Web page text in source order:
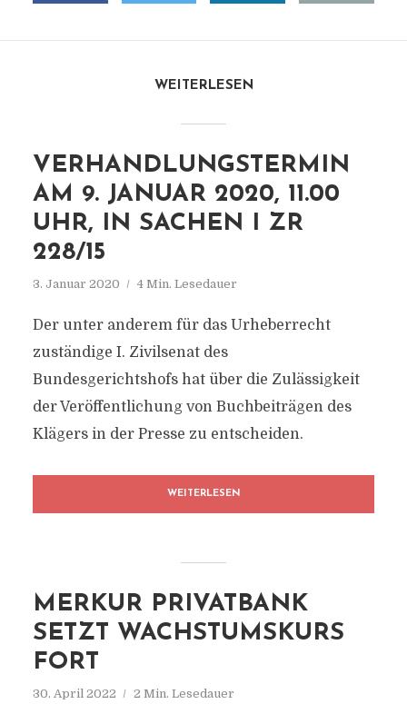
WEITERLESEN
VERHANDLUNGSTERMIN
AM 9. JANUAR 2020, 11.00
UHR, IN SACHEN I ZR
228/15
3. Januar 2020 4 Min. Lesedauer
Der unter anderem für das Urheberrecht
zuständige I. Zivilsenat des
Bundesgerichtshofs hat über die Zulässigkeit
der Veröffentlichung von Buchbeiträgen des
Klägers in der Presse zu entscheiden.
WEITERLESEN
MERKUR PRIVATBANK
SETZT WACHSTUMSKURS
FORT
30. April 2022 2 Min. Lesedauer